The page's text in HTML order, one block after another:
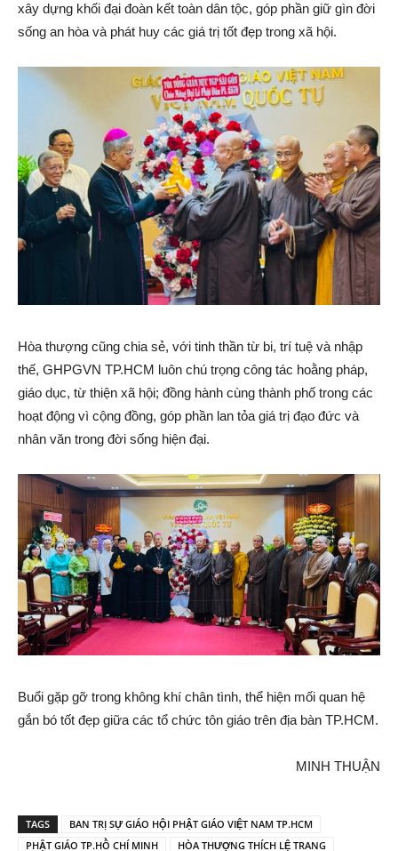
xây dựng khối đại đoàn kết toàn dân tộc, góp phần giữ gìn đời
sống an hòa và phát huy các giá trị tốt đẹp trong xã hội.
Hòa thượng cũng chia sẻ, với tinh thần từ bi, trí tuệ và nhập
thế, GHPGVN TP.HCM luôn chú trọng công tác hoằng pháp,
giáo dục, từ thiện xã hội; đồng hành cùng thành phố trong các
hoạt động vì cộng đồng, góp phần lan tỏa giá trị đạo đức và
nhân văn trong đời sống hiện đại.
Buổi gặp gỡ trong không khí chân tình, thể hiện mối quan hệ
gắn bó tốt đẹp giữa các tổ chức tôn giáo trên địa bàn TP.HCM.
MINH THUẬN
TAGS
BAN TRỊ SỰ GIÁO HỘI PHẬT GIÁO VIỆT NAM TP.HCM
PHẬT GIÁO TP.HỒ CHÍ MINH
HÒA THƯỢNG THÍCH LỆ TRANG